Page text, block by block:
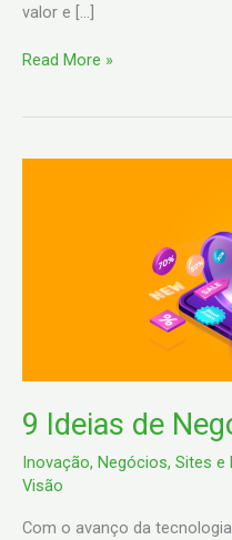
valor e […]
Read More »
9 Ideias de
Inovação, Negócios, Sites e
Visão
Com o avanço da